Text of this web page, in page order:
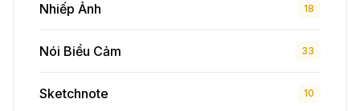
Nhiếp Ảnh 18
Nói Biểu Cảm 33
Sketchnote 10